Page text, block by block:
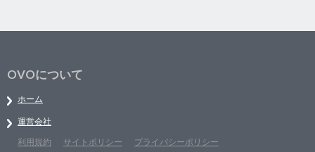
OVOについて
ホーム
運営会社
利用規約
サイトポリシー プライバシーポリシー